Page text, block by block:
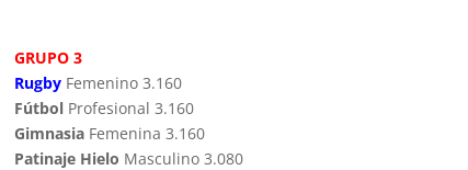
GRUPO 3
Rugby Femenino 3.160
Fútbol Profesional 3.160
Gimnasia Femenina 3.160
Patinaje Hielo Masculino 3.080